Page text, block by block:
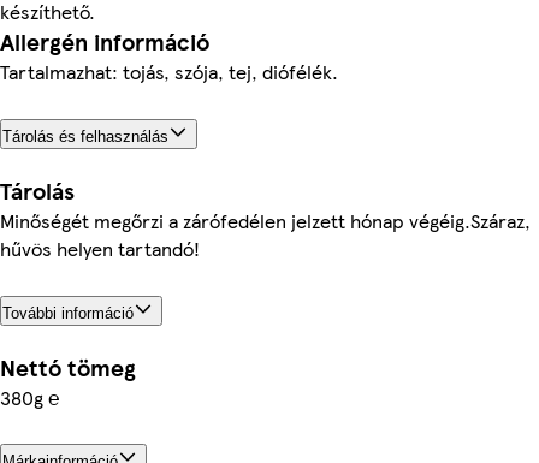
készíthető.
Allergén információ
Tartalmazhat: tojás, szója, tej, diófélék.
Tárolás és felhasználás
Tárolás
Minőségét megőrzi a zárófedélen jelzett hónap végéig.Száraz,
hűvös helyen tartandó!
További információ
Nettó tömeg
380g ℮